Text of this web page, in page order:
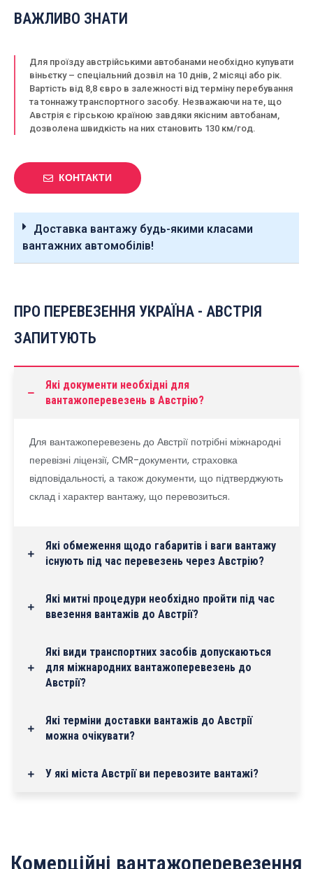
ВАЖЛИВО ЗНАТИ
Для проїзду австрійськими автобанами необхідно купувати
віньєтку – спеціальний дозвіл на 10 днів, 2 місяці або рік.
Вартість від 8,8 євро в залежності від терміну перебування
та тоннажу транспортного засобу. Незважаючи на те, що
Австрія є гірською країною завдяки якісним автобанам,
дозволена швидкість на них становить 130 км/год.
КОНТАКТИ
Доставка вантажу будь-якими класами
вантажних автомобілів!
ПРО ПЕРЕВЕЗЕННЯ УКРАЇНА - АВСТРІЯ
ЗАПИТУЮТЬ
Які документи необхідні для
вантажоперевезень в Австрію?
Для вантажоперевезень до Австрії потрібні міжнародні
перевізні ліцензії, CMR-документи, страховка
відповідальності, а також документи, що підтверджують
склад і характер вантажу, що перевозиться.
Які обмеження щодо габаритів і ваги вантажу
існують під час перевезень через Австрію?
Які митні процедури необхідно пройти під час
ввезення вантажів до Австрії?
Які види транспортних засобів допускаються
для міжнародних вантажоперевезень до
Австрії?
Які терміни доставки вантажів до Австрії
можна очікувати?
У які міста Австрії ви перевозите вантажі?
Комерційні вантажоперевезення